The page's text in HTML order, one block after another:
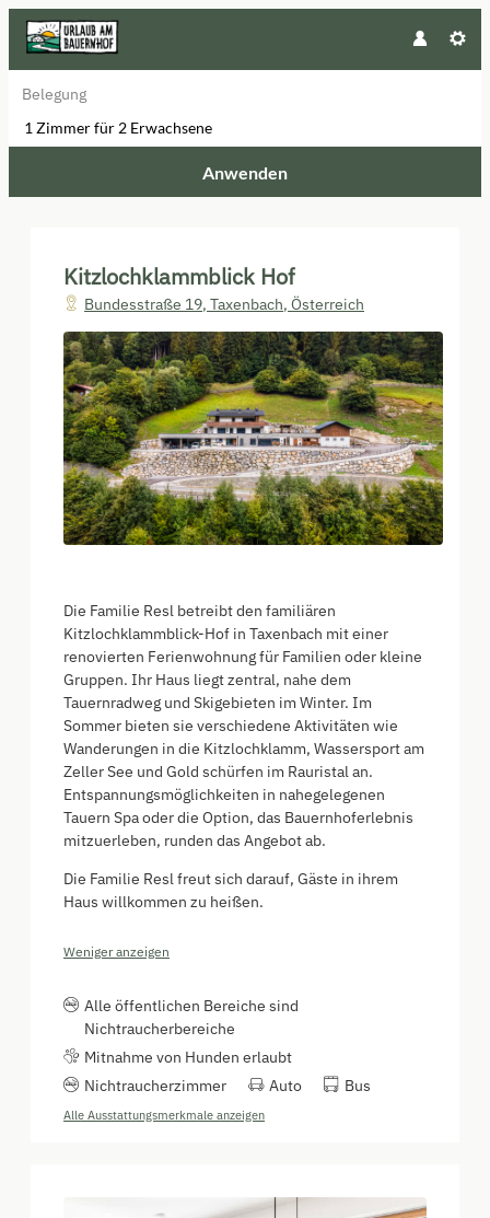
Belegung
1 Zimmerfür 2 Erwachsene
Anwenden
Kitzlochklammblick Hof
Bundesstraße 19, Taxenbach, Österreich
Die Familie Resl betreibt den familiären
Kitzlochklammblick-Hof in Taxenbach mit einer
renovierten Ferienwohnung für Familien oder kleine
Gruppen. Ihr Haus liegt zentral, nahe dem
Tauernradweg und Skigebieten im Winter. Im
Sommer bieten sie verschiedene Aktivitäten wie
Wanderungen in die Kitzlochklamm, Wassersport am
Zeller See und Gold schürfen im Rauristal an.
Entspannungsmöglichkeiten in nahegelegenen
Tauern Spa oder die Option, das Bauernhoferlebnis
mitzuerleben, runden das Angebot ab.
Die Familie Resl freut sich darauf, Gäste in ihrem
Haus willkommen zu heißen.
Weniger anzeigen
Alle öffentlichen Bereiche sind
Nichtraucherbereiche
Mitnahme von Hunden erlaubt
Nichtraucherzimmer
Auto Bus
Alle Ausstattungsmerkmale anzeigen